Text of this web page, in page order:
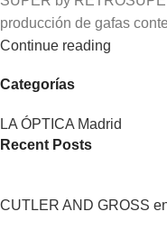
producción de gafas
Continue reading
Categorías
LA ÓPTICA Madrid
Recent Posts
CUTLER AND GROSS